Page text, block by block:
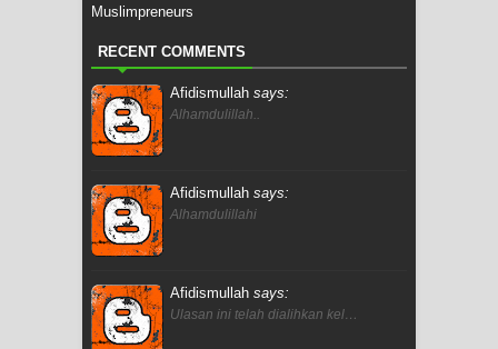
Muslimpreneurs
RECENT COMMENTS
Afidismullah says:
Alhamdulillah..
Afidismullah says:
Alhamdulillahi
Afidismullah says:
Ulasan ini telah dialihkan kel…